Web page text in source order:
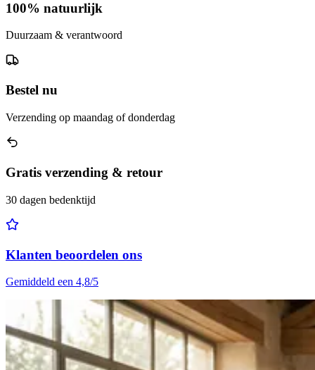
100% natuurlijk
Duurzaam & verantwoord
Bestel nu
Verzending op maandag of donderdag
Gratis verzending & retour
30 dagen bedenktijd
Klanten beoordelen ons
Gemiddeld een 4,8/5